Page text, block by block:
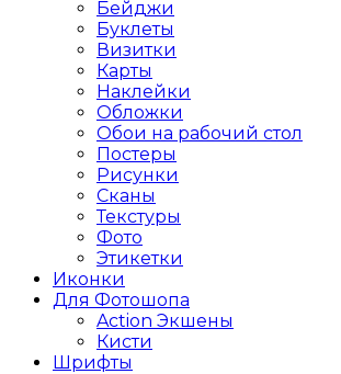
Бейджи
Буклеты
Визитки
Карты
Наклейки
Обложки
Обои на рабочий стол
Постеры
Рисунки
Сканы
Текстуры
Фото
Этикетки
Иконки
Для Фотошопа
Action Экшены
Кисти
Шрифты